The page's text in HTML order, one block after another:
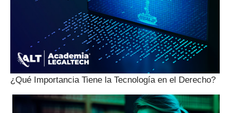
¿Qué Importancia Tiene la Tecnología en el Derecho?